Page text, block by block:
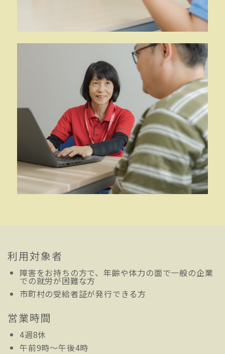
利用対象者
障害をお持ちの方で、年齢や体力の面で一般の企業
での就労が困難な方
市町村の受給者証が発行できる方
営業時間
4週8休
午前9時～午後4時